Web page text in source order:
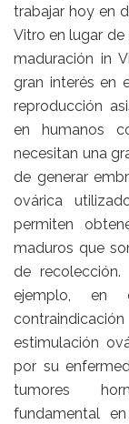
trabajar hoy en
Vitro en lugar
maduración in
gran interés en
reproducción
en humanos
necesitan una
de generar
ovárica
permiten
maduros que
de
ejemplo, en
estimulación
por su
tumores
fundamental